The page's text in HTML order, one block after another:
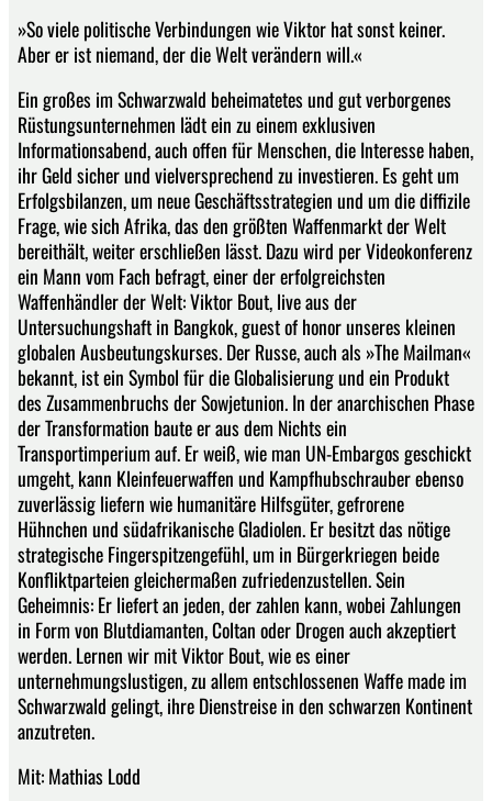
»So viele politische Verbindungen wie Viktor hat sonst keiner.
Aber er ist niemand, der die Welt verändern will.«
Ein großes im Schwarzwald beheimatetes und gut verborgenes
Rüstungsunternehmen lädt ein zu einem exklusiven
Informationsabend, auch offen für Menschen, die Interesse haben,
ihr Geld sicher und vielversprechend zu investieren. Es geht um
Erfolgsbilanzen, um neue Geschäftsstrategien und um die diffizile
Frage, wie sich Afrika, das den größten Waffenmarkt der Welt
bereithält, weiter erschließen lässt. Dazu wird per Videokonferenz
ein Mann vom Fach befragt, einer der erfolgreichsten
Waffenhändler der Welt: Viktor Bout, live aus der
Untersuchungshaft in Bangkok, guest of honor unseres kleinen
globalen Ausbeutungskurses. Der Russe, auch als »The Mailman«
bekannt, ist ein Symbol für die Globalisierung und ein Produkt
des Zusammenbruchs der Sowjetunion. In der anarchischen Phase
der Transformation baute er aus dem Nichts ein
Transportimperium auf. Er weiß, wie man UN-Embargos geschickt
umgeht, kann Kleinfeuerwaffen und Kampfhubschrauber ebenso
zuverlässig liefern wie humanitäre Hilfsgüter, gefrorene
Hühnchen und südafrikanische Gladiolen. Er besitzt das nötige
strategische Fingerspitzengefühl, um in Bürgerkriegen beide
Konfliktparteien gleichermaßen zufriedenzustellen. Sein
Geheimnis: Er liefert an jeden, der zahlen kann, wobei Zahlungen
in Form von Blutdiamanten, Coltan oder Drogen auch akzeptiert
werden. Lernen wir mit Viktor Bout, wie es einer
unternehmungslustigen, zu allem entschlossenen Waffe made im
Schwarzwald gelingt, ihre Dienstreise in den schwarzen Kontinent
anzutreten.
Mit: Mathias Lodd